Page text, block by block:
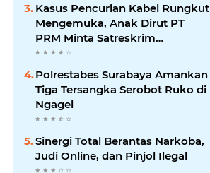
Sampaikan Ucapan Selamat
Kasus Pencurian Kabel Rungkut
Mengemuka, Anak Dirut PT
PRM Minta Satreskrim
Polrestabes Surabaya Usut
Polrestabes Surabaya Amankan
Tiga Tersangka Serobot Ruko di
Ngagel
Sinergi Total Berantas Narkoba,
Judi Online, dan Pinjol Ilegal